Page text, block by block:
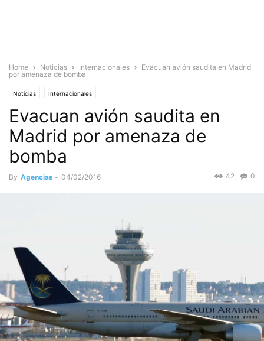
Home Noticias Internacionales
Evacuan avión saudita en Madrid
por amenaza de bomba
Noticias Internacionales
Evacuan avión saudita en
Madrid por amenaza de
bomba
By Agencias - 04/02/2016 0
42